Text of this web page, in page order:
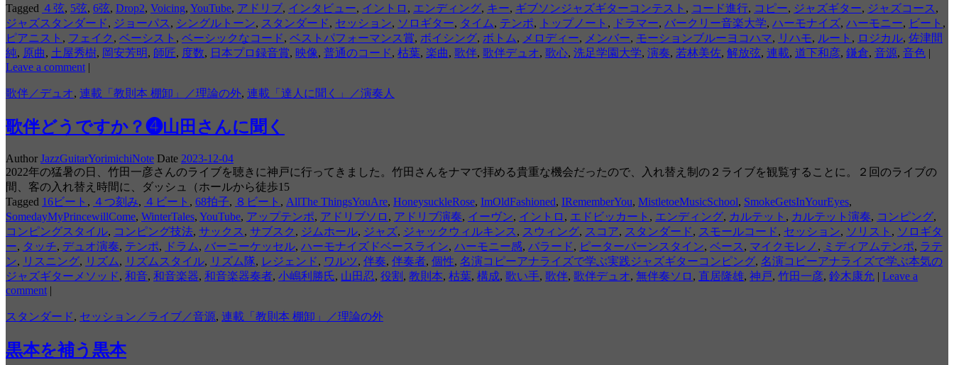
Tagged ４弦, 5弦, 6弦, Drop2, Voicing, YouTube, アドリブ, インタビュー, イントロ , エンディング, キー, ギブソンジャズギターコンテスト , コード進行, コピー, ジャズギター, ジャズコース ,
ジャズスタンダード, ジョーパス , シングルトーン, スタンダード, セッション, ソロギター, タイム, テンポ, トップノート , ドラマー, バークリー音楽大学, ハーモナイズ, ハーモニー, ビート ,
ピアニスト , フェイク , ベーシスト , ベーシックなコード, ベストパフォーマンス賞, ボイシング, ボトム, メロディー, メンバー, モーションブルーヨコハマ, リハモ, ルート , ロジカル, 佐津間
純, 原曲, 土屋秀樹, 岡安芳明, 師匠, 度数, 日本プロ録音賞, 映像, 普通のコード, 枯葉, 楽曲, 歌伴, 歌伴デュオ, 歌心, 洗足学園大学, 演奏, 若林美佐, 解放弦, 連載, 道下和彦, 鎌倉, 音源, 音色 |
Leave a comment |
歌伴／デュオ, 連載「教則本 棚卸」／理論の外, 連載「達人に聞く」／演奏人
歌伴どうですか？❹山田さんに聞く
Author JazzGuitarYorimichiNote Date 2023-12-04
2022年の猛暑の日、竹田一彦さんのライブを聴きに神戸に行ってきました。竹田さんをナマで拝める貴重な機会だったので、入れ替え制の２ライブを観覧することに。２回のライブの
間、客の入れ替え時間に、ダッシュ（ホールから徒歩15
Tagged 16ビート , ４つ刻み, ４ビート , 68拍子, ８ビート , AllThe ThingsYouAre, HoneysuckleRose, ImOldFashioned, IRememberYou, MistletoeMusicSchool, SmokeGetsInYourEyes,
SomedayMyPrincewillCome, WinterTales, YouTube, アップテンポ, アドリブソロ , アドリブ演奏, イーヴン, イントロ , エドビッカート , エンディング, カルテット , カルテット演奏, コンピング,
コンピングスタイル, コンピング技法, サックス , サブスク , ジムホール, ジャズ, ジャックウィルキンス , スウィング, スコア, スタンダード, スモールコード, セッション, ソリスト , ソロギタ
ー, タッチ, デュオ演奏, テンポ, ドラム, バーニーケッセル, ハーモナイズドベースライン, ハーモニー感, バラード, ピーターバーンスタイン, ベース , マイクモレノ , ミディアムテンポ, ラテ
ン, リスニング, リズム, リズムスタイル, リズム隊, レジェンド, ワルツ, 伴奏, 伴奏者, 個性, 名演コピーアナライズで学ぶ実践ジャズギターコンピング, 名演コピーアナライズで学ぶ本気の
ジャズギターメソッド, 和音, 和音楽器, 和音楽器奏者, 小嶋利勝氏, 山田忍, 役割 , 教則本, 枯葉, 構成, 歌い手, 歌伴, 歌伴デュオ, 無伴奏ソロ , 直居隆雄, 神戸, 竹田一彦, 鈴木康允 | Leave a
comment |
スタンダード, セッション／ライブ／音源, 連載「教則本 棚卸」／理論の外
黒本を補う黒本